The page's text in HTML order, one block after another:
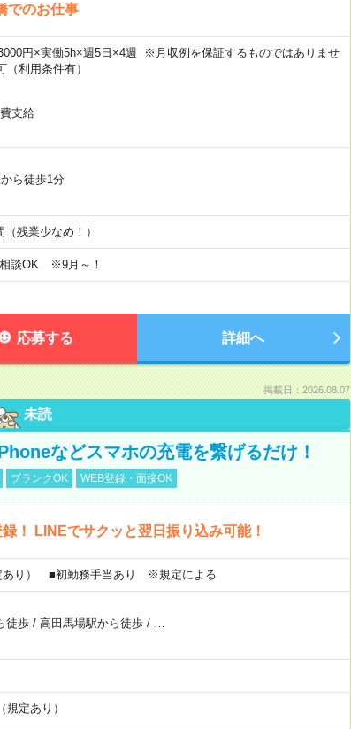
でのお仕事
円×実働5h×週5日×4週 ※月収例を保証するものではありませ
利用条件有）
支給
ら徒歩1分
残業少なめ！）
談OK ※9月～！
応募する 詳細へ
掲載日：2026.08.07
未読
などスマホの充電を繋げるだけ！
ブランクOK WEB登録・面接OK
！ LINEでサクッと翌日振り込み可能！
り） ■初勤務手当あり ※規定による
徒歩/ 高田馬場駅から徒歩/
定あり）